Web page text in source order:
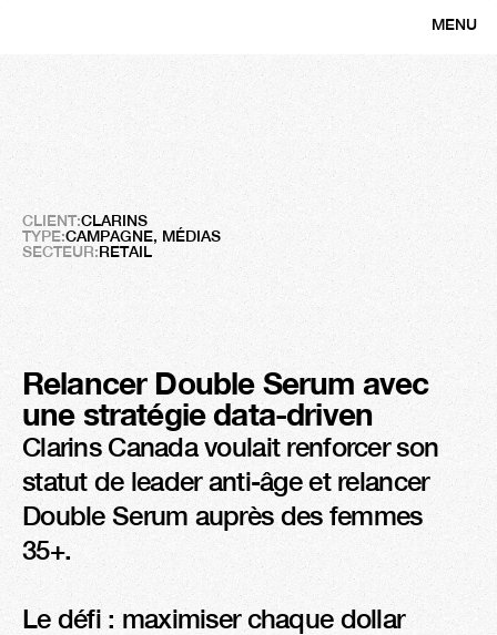
MENU
Clarins
Faire briller une icône
beauté
dans
un marché saturé
CLIENT:CLARINS
TYPE:CAMPAGNE, MÉDIAS
SECTEUR:RETAIL
Relancer Double Serum avec
une stratégie data-driven
Clarins Canada voulait renforcer son
statut de leader anti-âge et relancer
Double Serum auprès des femmes
35+.
Le défi : maximiser chaque dollar